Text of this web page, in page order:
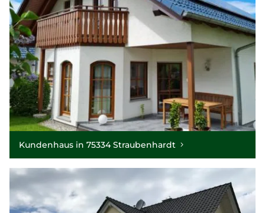
Kundenhaus in 75334 Straubenhardt